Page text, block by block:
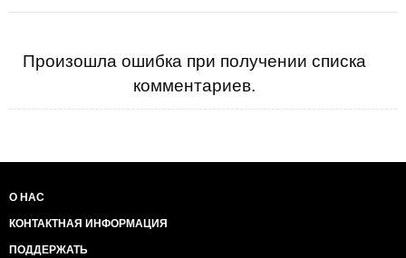
Произошла ошибка при получении списка
комментариев.
О НАС
КОНТАКТНАЯ ИНФОРМАЦИЯ
ПОДДЕРЖАТЬ